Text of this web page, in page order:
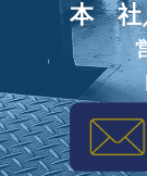
本 社